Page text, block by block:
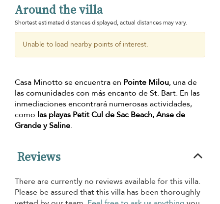
Around the villa
Shortest estimated distances displayed, actual distances may vary.
Unable to load nearby points of interest.
Casa Minotto se encuentra en Pointe Milou, una de
las comunidades con más encanto de St. Bart. En las
inmediaciones encontrará numerosas actividades,
como las playas Petit Cul de Sac Beach, Anse de
Grande y Saline.
Reviews
There are currently no reviews available for this villa.
Please be assured that this villa has been thoroughly